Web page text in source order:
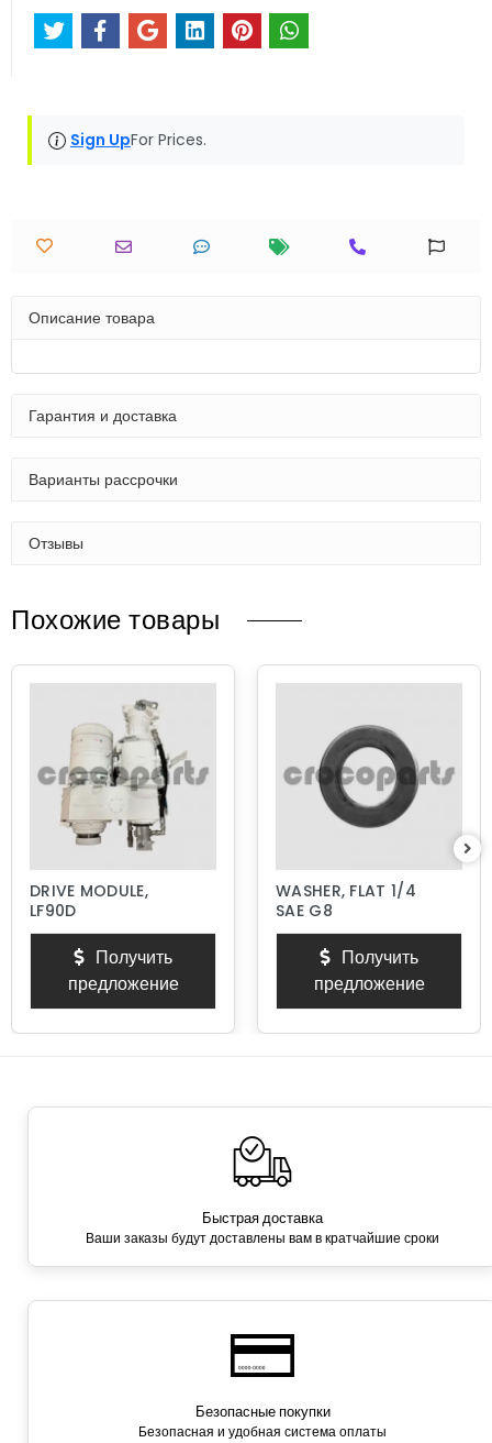
Sign UpFor Prices.
Описание товара
Гарантия и доставка
Варианты рассрочки
Отзывы
Похожие товары
DRIVE MODULE,
LF90D
Получить
предложение
WASHER, FLAT 1/4
SAE G8
Получить
предложение
Быстрая доставка
Ваши заказы будут доставлены вам в кратчайшие сроки
Безопасные покупки
Безопасная и удобная система оплаты